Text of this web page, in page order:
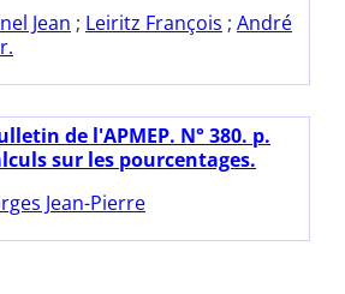
Jean ; Leiritz François ; André
de l'APMEP. N° 380. p.
sur les pourcentages.
Jean-Pierre